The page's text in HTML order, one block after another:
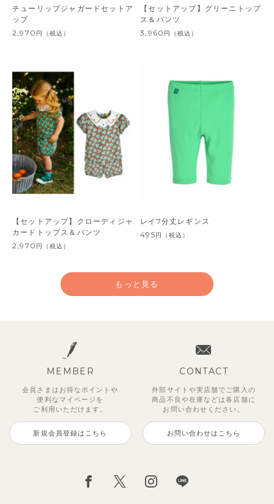
チューリップジャガードセットア
ップ
2,970 円 （税込）
【セットアップ】グリーニトップ
ス＆パンツ
3,960 円 （税込）
【セットアップ】クローディジャ
カードトップス＆パンツ
2,970 円 （税込）
レイ7分丈レギンス
495円 （税込）
1,980
（税込）
990円 （税込）
3,960
（税込）
もっと見る
MEMBER
会員さまはお得なポイントや
便利な マイページを
ご利用いただけます。
新規会員登録はこちら
CONTACT
外部サイトや実店舗でご購入の
商品不良や在庫などは各店舗に
お問い合わせください。
お問い合わせはこちら